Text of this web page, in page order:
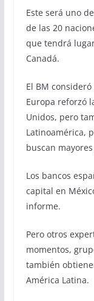
Este será uno
de las 20
que tendrá
Canadá.
El BM
Europa reforzó
Unidos, pero
Latinoamérica,
buscan
Los bancos
capital en
informe.
Pero otros
momentos,
también
América Latina.